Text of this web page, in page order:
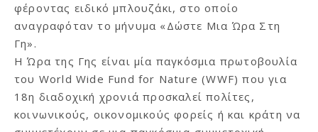
φέροντας ειδικό μπλουζάκι, στο οποίο
αναγραφόταν το μήνυμα «Δώστε Μια Ώρα Στη
Γη».
Η Ώρα της Γης είναι μία παγκόσμια πρωτοβουλία
του World Wide Fund for Nature (WWF) που για
18η διαδοχική χρονιά προσκαλεί πολίτες,
κοινωνικούς, οικονομικούς φορείς ή και κράτη να